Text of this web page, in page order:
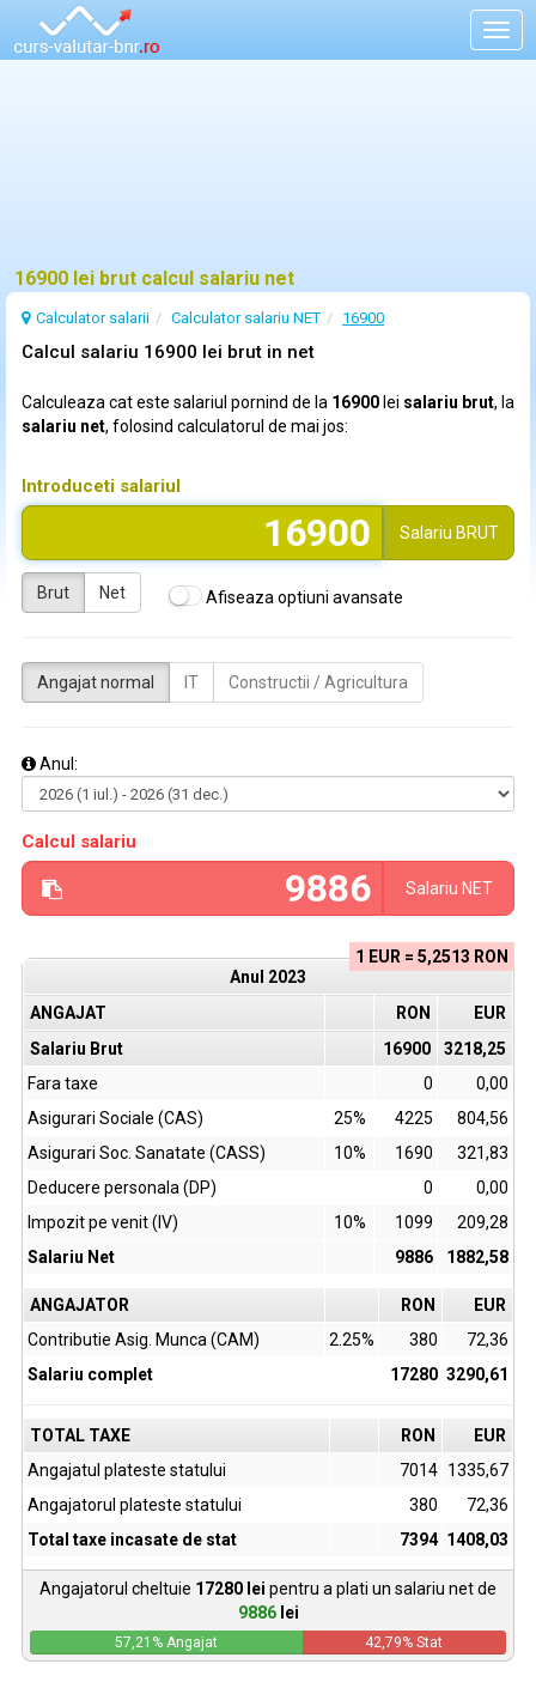
16900 lei brut calcul salariu net
Calculator salarii Calculator salariu NET 16900
Calcul salariu 16900 lei brut in net
Calculeaza cat este salariul pornind de la 16900 lei salariu brut, la
salariu net, folosind calculatorul de mai jos:
Introduceti salariul
Salariu BRUT
Brut Net Afiseaza optiuni avansate
Angajat normal IT Constructii / Agricultura
Anul:
Calcul salariu
Salariu NET
1 EUR = 5,2513 RON
Anul 2023
ANGAJAT
RON
EUR
Salariu Brut
16900
3218,25
Fara taxe
0
0,00
Asigurari Sociale (CAS)
25% 4225
804,56
Asigurari Soc. Sanatate (CASS)
10% 1690
321,83
Deducere personala (DP)
0
0,00
Impozit pe venit (IV)
10% 1099
209,28
Salariu Net
9886 1882,58
ANGAJATOR RON
EUR
Contributie Asig. Munca (CAM)
2.25% 380
72,36
Salariu complet
17280 3290,61
TOTAL TAXE RON
EUR
Angajatul plateste statului
7014 1335,67
Angajatorul plateste statului
380
72,36
Total taxe incasate de stat
7394 1408,03
Angajatorul cheltuie 17280 lei pentru a plati un salariu net de
9886 lei
57,21 % Angajat 42,79% Stat